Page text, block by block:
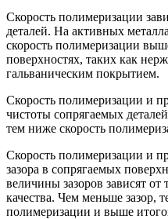
Скорость полимеризации
деталей. На активных
скорость полимеризации
поверхностях, таких как
гальваническим покрытием.
Скорость полимеризации и
чистоты сопрягаемых
тем ниже скорость
Скорость полимеризации и
зазора в сопрягаемых
величины зазоров зависят от
качества. Чем меньше зазор,
полимеризации и выше